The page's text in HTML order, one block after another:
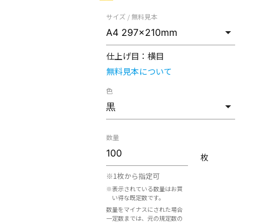
サイズ / 無料見本
仕上げ目： 横目
無料見本について
色
数量
※1枚から指定可
※表示されている数量はお買
い得な既定数です。
数量をマイナスにされた場合
一定数までは、元の規定数の
枚